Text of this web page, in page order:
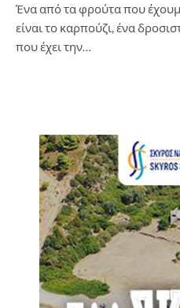
Ένα από τα φρούτα που
είναι το καρπούζι, ένα
που έχει την…